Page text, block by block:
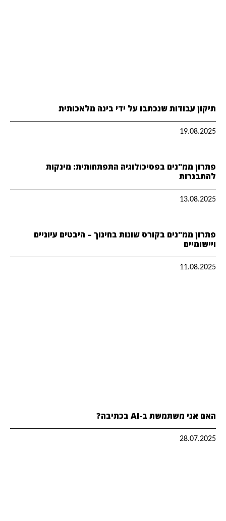
תיקון עבודות שנכתבו על ידי בינה מלאכותית
19.08.2025
פתרון ממ"נים בפסיכולוגיה התפתחותית: מינקות
להתבגרות
13.08.2025
פתרון ממ"נים בקורס שונות בחינוך – היבטים עיוניים
ויישומיים
11.08.2025
האם אני משתמשת ב-AI בכתיבה?
28.07.2025